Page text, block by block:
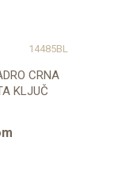
14485BL
CRNA
KLJUČ